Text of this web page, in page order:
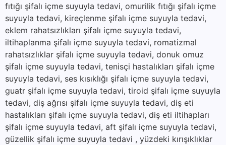
fıtığı şifalı içme suyuyla tedavi, omurilik fıtığı şifalı içme
suyuyla tedavi, kireçlenme şifalı içme suyuyla tedavi,
eklem rahatsızlıkları şifalı içme suyuyla tedavi,
iltihaplanma şifalı içme suyuyla tedavi, romatizmal
rahatsızlıklar şifalı içme suyuyla tedavi, donuk omuz
şifalı içme suyuyla tedavi, tenisçi hastalıkları şifalı içme
suyuyla tedavi, ses kısıklığı şifalı içme suyuyla tedavi,
guatr şifalı içme suyuyla tedavi, tiroid şifalı içme suyuyla
tedavi, diş ağrısı şifalı içme suyuyla tedavi, diş eti
hastalıkları şifalı içme suyuyla tedavi, diş eti iltihapları
şifalı içme suyuyla tedavi, aft şifalı içme suyuyla tedavi,
güzellik şifalı içme suyuyla tedavi , yüzdeki kırışıklıklar